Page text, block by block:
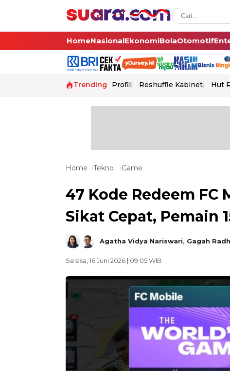
HomeNasionalEkonomiBolaOtomotif
Trending Profil Reshuffle Kabinet Hut
Home Tekno Game
47 Kode Redeem FC
Sikat Cepat, Pemain
Agatha Vidya Nariswari, Gagah
Selasa, 16 Juni 2026 | 09:05 WIB